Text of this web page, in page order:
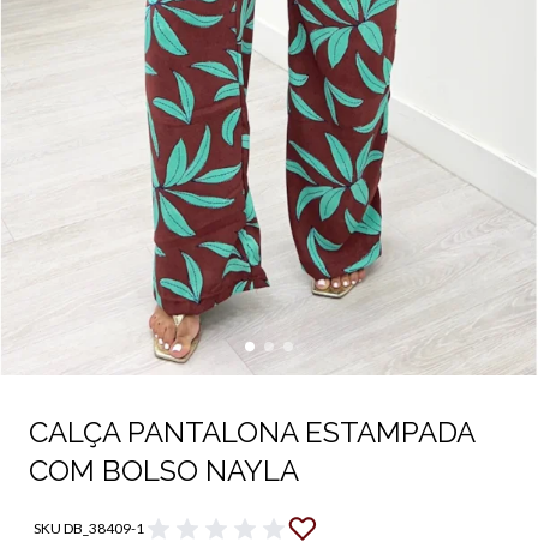
CALÇA PANTALONA ESTAMPADA
COM BOLSO NAYLA
SKU DB_38409-1